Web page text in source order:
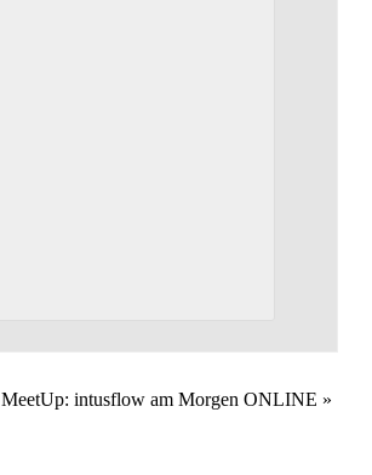
MeetUp: intusflow am Morgen ONLINE »